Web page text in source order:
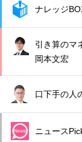
ナレッジ
引き算のマ
岡本文宏
口下手の人
ニュース